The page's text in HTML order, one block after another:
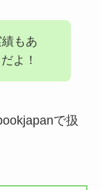
もあ
だよ！
で扱